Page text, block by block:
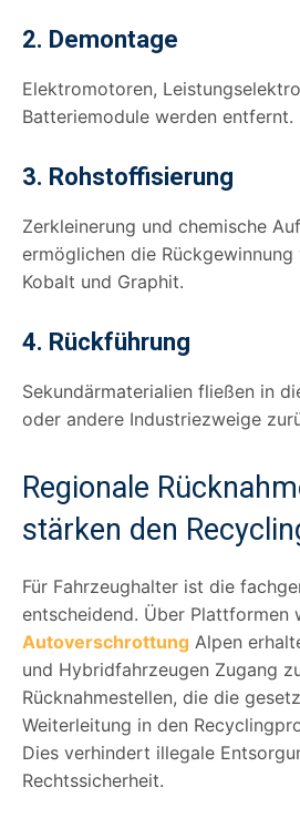
2. Demontage
Elektromotoren,
Batteriemodule werden entfernt.
3. Rohstoffisierung
Zerkleinerung und chemische
ermöglichen die
Kobalt und Graphit.
4. Rückführung
Sekundärmaterialien fließen in
oder andere Industriezweige
Regionale
stärken den
Für Fahrzeughalter ist die
entscheidend. Über Plattformen
Autoverschrottung Alpen
und Hybridfahrzeugen Zugang
Rücknahmestellen, die die
Weiterleitung in den
Dies verhindert illegale
Rechtssicherheit.